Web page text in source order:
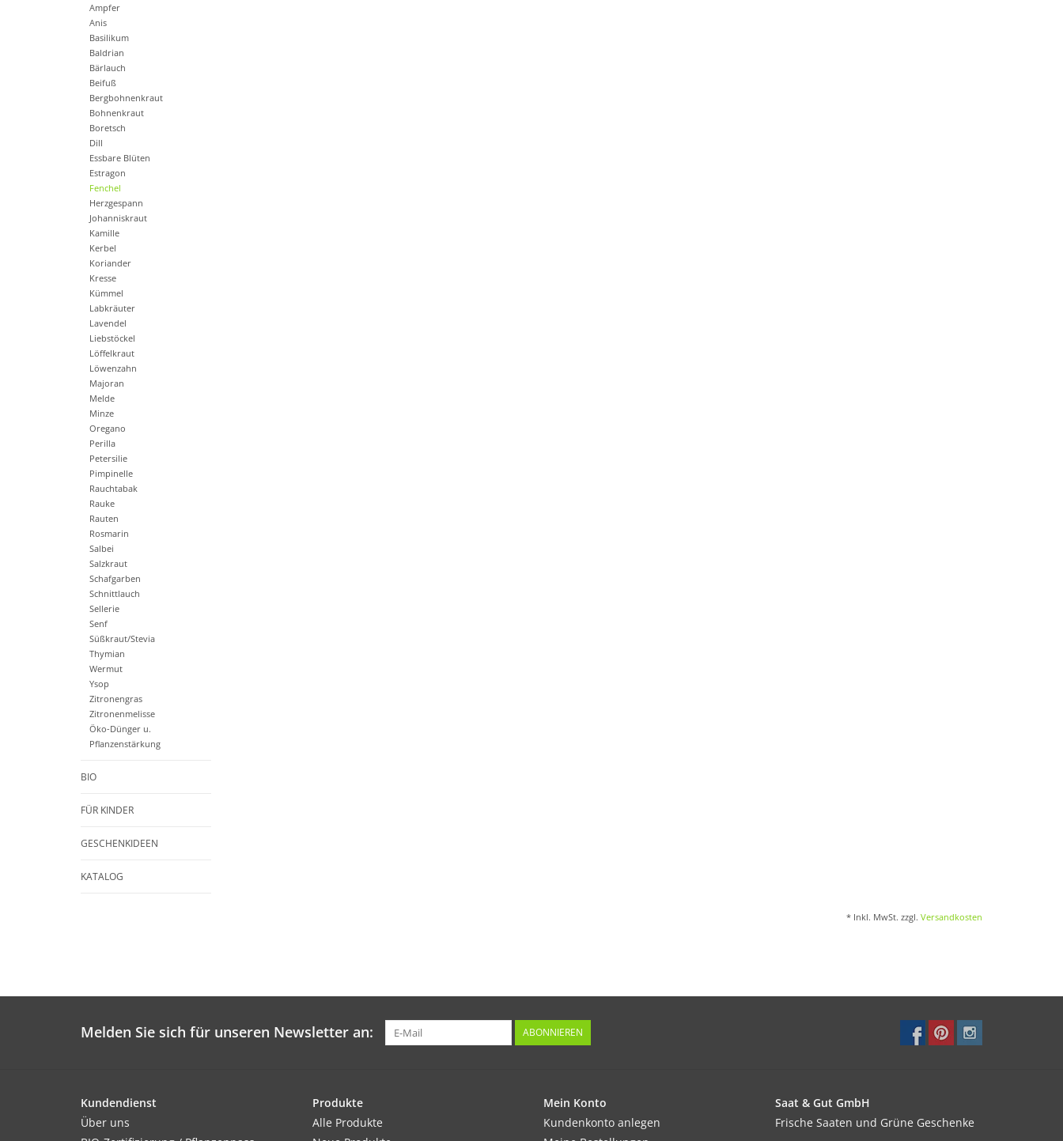
Ampfer
Anis
Basilikum
Baldrian
Bärlauch
Beifuß
Bergbohnenkraut
Bohnenkraut
Boretsch
Dill
Essbare Blüten
Estragon
Fenchel
Herzgespann
Johanniskraut
Kamille
Kerbel
Koriander
Kresse
Kümmel
Labkräuter
Lavendel
Liebstöckel
Löffelkraut
Löwenzahn
Majoran
Melde
Minze
Oregano
Perilla
Petersilie
Pimpinelle
Rauchtabak
Rauke
Rauten
Rosmarin
Salbei
Salzkraut
Schafgarben
Schnittlauch
Sellerie
Senf
Süßkraut/Stevia
Thymian
Wermut
Ysop
Zitronengras
Zitronenmelisse
Öko-Dünger u.
Pflanzenstärkung
BIO
FÜR KINDER
GESCHENKIDEEN
KATALOG
* Inkl. MwSt. zzgl. Versandkosten
Melden Sie sich für unseren Newsletter an: ABONNIEREN
Kundendienst
Über uns
Produkte
Alle Produkte
Mein Konto
Kundenkonto anlegen
Saat & Gut GmbH
Frische Saaten und Grüne Geschenke